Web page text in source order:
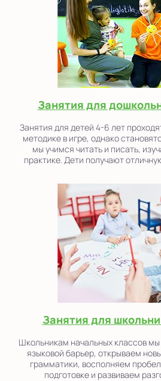
Занятия для
Занятия для детей 4-6 лет
методике в игре, однако
мы учимся читать и писать,
практике. Дети получают
Занятия для
Школьникам начальных классов
языковой барьер, открываем
грамматики, восполняем
подготовке и развиваем